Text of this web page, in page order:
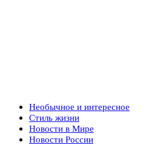
Необычное и интересное
Стиль жизни
Новости в Мире
Новости России